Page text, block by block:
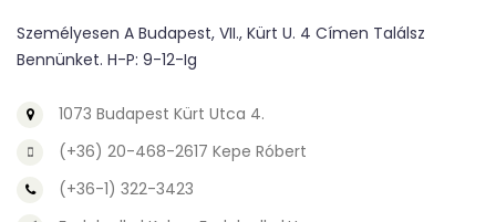
Személyesen A Budapest, VII., Kürt U. 4 Címen Találsz
Bennünket. H-P: 9-12-Ig
1073 Budapest Kürt Utca 4.
(+36) 20-468-2617 Kepe Róbert
(+36-1) 322-3423